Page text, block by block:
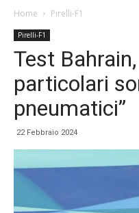
Home Pirelli-F1
Pirelli-F1
Test
particolari
pneumatici”
22 Febbraio 2024